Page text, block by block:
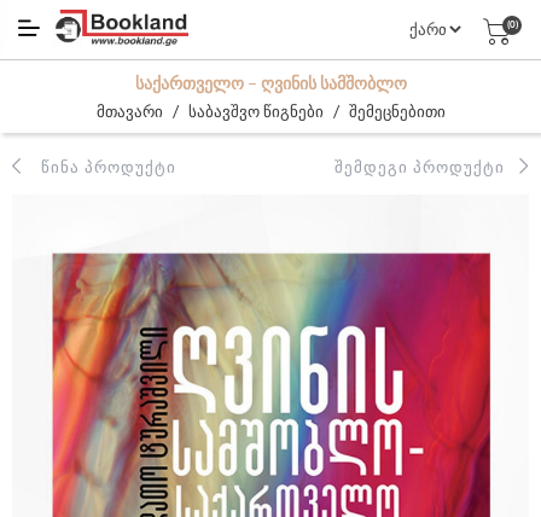
(0)
ᲡᲐᲥᲐᲠᲗᲕᲔᲚᲝ – ᲦᲕᲘᲜᲘᲡ ᲡᲐᲛᲨᲝᲑᲚᲝ
მთავარი / საბავშვო წიგნები / შემეცნებითი
ᲬᲘᲜᲐ ᲞᲠᲝᲓᲣᲥᲢᲘ ᲨᲔᲛᲓᲔᲒᲘ ᲞᲠᲝᲓᲣᲥᲢᲘ